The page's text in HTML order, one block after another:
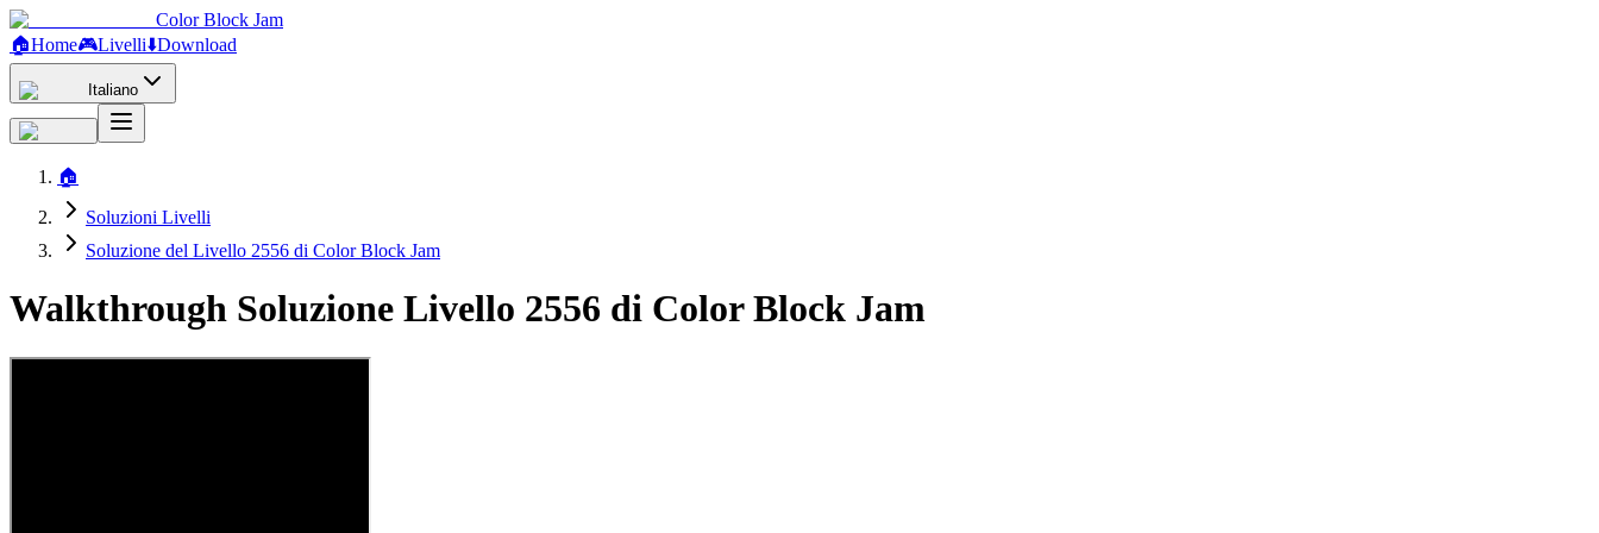
Color Block Jam
🏠Home🎮Livelli⬇️Download
Italiano
🏠
Soluzioni Livelli
Soluzione del Livello 2556 di Color Block Jam
Walkthrough Soluzione Livello 2556 di Color Block Jam